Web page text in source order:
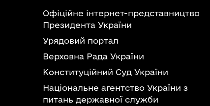
Офіційне інтернет-представництво
Президента України
Урядовий портал
Верховна Рада України
Конституційний Суд України
Національне агентство України з
питань державної служби